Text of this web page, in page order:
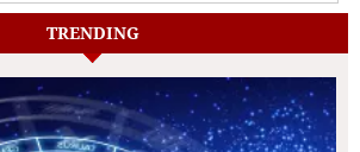
TRENDING